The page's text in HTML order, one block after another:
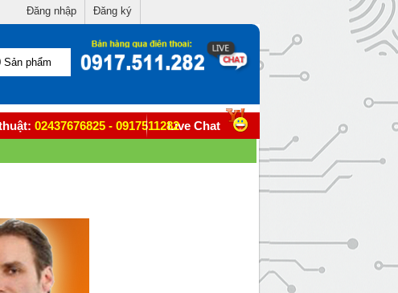
Đăng nhập Đăng ký
Live Chat
02437676825 - 0917511282